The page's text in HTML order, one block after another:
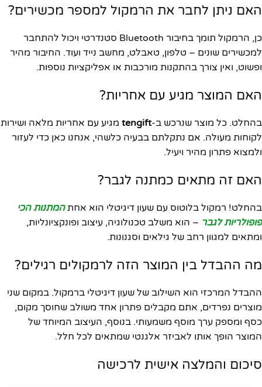
האם ניתן לחבר את הרמקול למספר מכשירים?
כן, הרמקול תומך בחיבור Bluetooth סטנדרטי ויכול להתחבר
למכשירים שונים – טלפון, טאבלט, מחשב נייד ועוד. החיבור מהיר
ופשוט, ואין צורך בהתקנות מורכבות או אפליקציות נוספות.
האם המוצר מגיע עם אחריות?
בהחלט. כל מוצר שנרכש ב-tengift מגיע עם אחריות מלאה ושירות
לקוחות מעולה. אם נתקלתם בבעיה כלשהי, אנחנו כאן כדי לעזור
ולמצוא פתרון מהיר ויעיל.
האם זה מתאים כמתנה לגבר?
בהחלט! רמקול בלוטוס עם שעון דיגיטלי הוא אחתהמתנות הכי
פופולריות לגבר – הוא משלב טכנולוגיה, עיצוב ופונקציונליות,
ומתאים למגוון רחב של גילאים וסגנונות.
מה ההבדל בין המוצר הזה לרמקולים רגילים?
ההבדל המרכזי הוא השילוב של שעון דיגיטלי ברמקול. במקום שני
מוצרים נפרדים, אתם מקבלים פתרון אחד משולב שחוסך מקום,
כסף ומספק ערך מוסף משמעותי. בנוסף, העיצוב המיוחד של
המוצר הופך אותו לאביזר אלגנטי שמתאים לכל חלל.
סיכום והמלצה אישית לרכישה